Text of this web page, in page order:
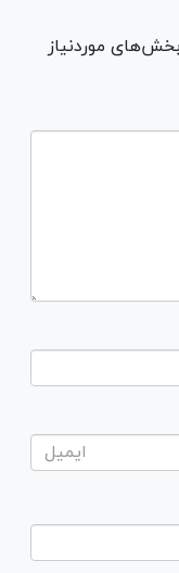
موردنیاز